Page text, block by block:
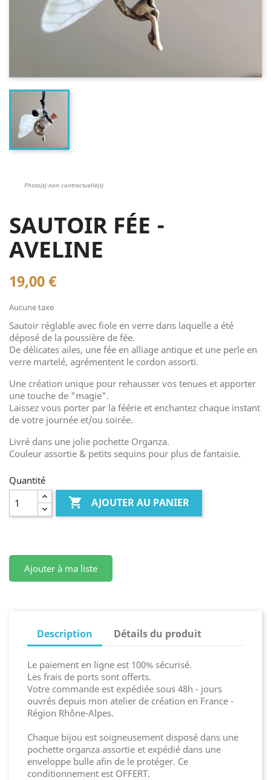
Photo(s) non contractuelle(s)
SAUTOIR FÉE -
AVELINE
19,00 €
Aucune taxe
Sautoir réglable avec fiole en verre dans laquelle a été
déposé de la poussière de fée.
De délicates ailes, une fée en alliage antique et une perle en
verre martelé, agrémentent le cordon assorti.
Une création unique pour rehausser vos tenues et apporter
une touche de "magie".
Laissez vous porter par la féérie et enchantez chaque instant
de votre journée et/ou soirée.
Livré dans une jolie pochette Organza.
Couleur assortie & petits sequins pour plus de fantaisie.
Quantité
 AJOUTER AU PANIER
Ajouter à ma liste
Description Détails du produit
Le paiement en ligne est 100% sécurisé.
Les frais de ports sont offerts.
Votre commande est expédiée sous 48h - jours
ouvrés depuis mon atelier de création en France -
Région Rhône-Alpes.
Chaque bijou est soigneusement disposé dans une
pochette organza assortie et expédié dans une
enveloppe bulle afin de le protéger. Ce
conditionnement est OFFERT.